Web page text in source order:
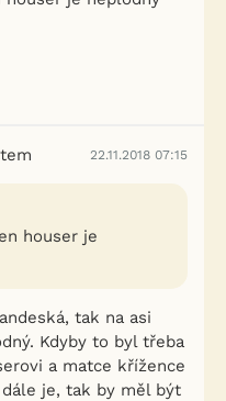
22.11.2018 07:15
houser je
tak na asi
Kdyby to byl třeba
a matce křížence
je, tak by měl být